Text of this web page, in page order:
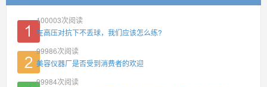
100003次阅读
在高压对抗下不丢球，我们应该怎么练?
99986次阅读
美容仪器厂是否受到消费者的欢迎
99984次阅读